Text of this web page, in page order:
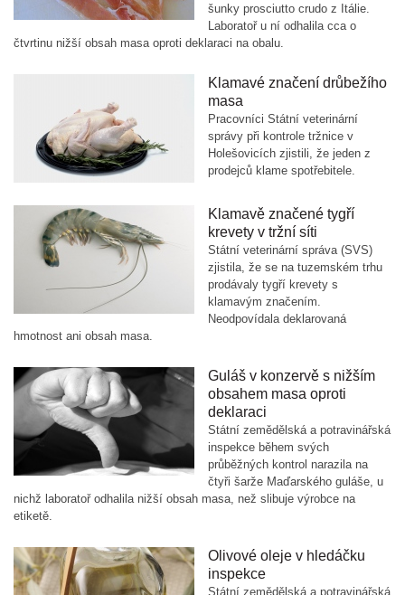
šunky prosciutto crudo z Itálie.
Laboratoř u ní odhalila cca o
čtvrtinu nižší obsah masa oproti deklaraci na obalu.
Klamavé značení drůbežího
masa
Pracovníci Státní veterinární
správy při kontrole tržnice v
Holešovicích zjistili, že jeden z
prodejců klame spotřebitele.
Klamavě značené tygří
krevety v tržní síti
Státní veterinární správa (SVS)
zjistila, že se na tuzemském trhu
prodávaly tygří krevety s
klamavým značením.
Neodpovídala deklarovaná
hmotnost ani obsah masa.
Guláš v konzervě s nižším
obsahem masa oproti
deklaraci
Státní zemědělská a potravinářská
inspekce během svých
průběžných kontrol narazila na
čtyři šarže Maďarského guláše, u
nichž laboratoř odhalila nižší obsah masa, než slibuje výrobce na
etiketě.
Olivové oleje v hledáčku
inspekce
Státní zemědělská a potravinářská